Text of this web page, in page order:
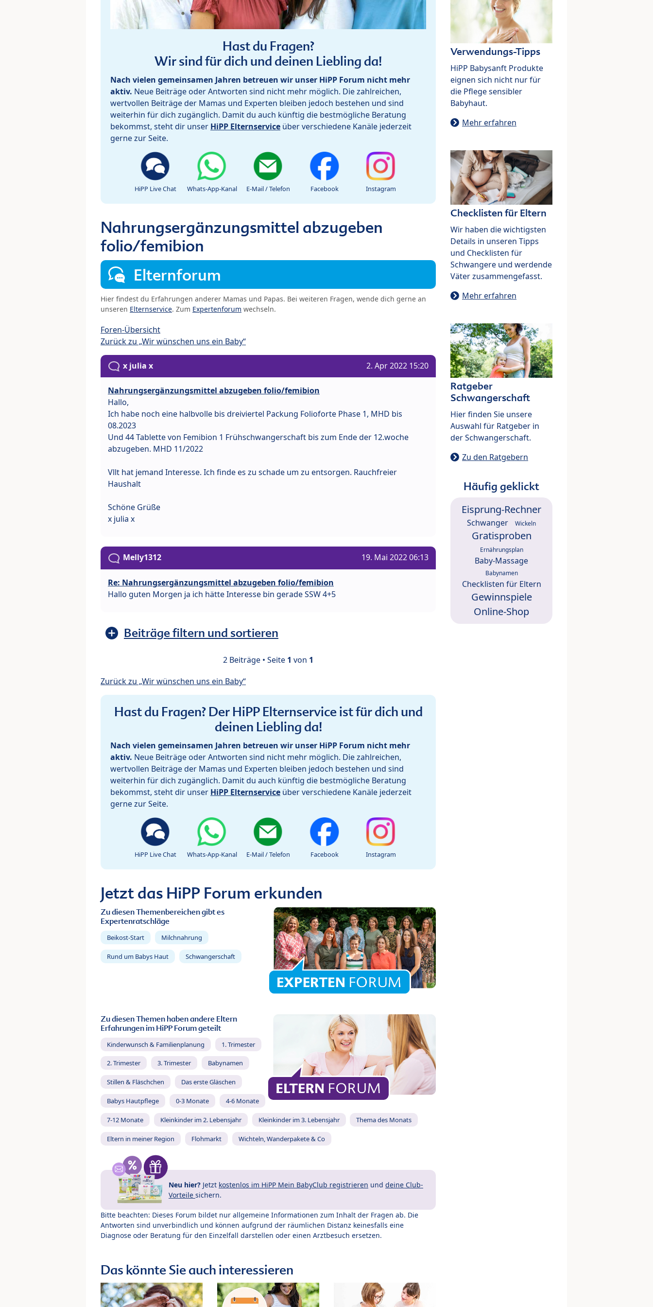
Hast du Fragen?
Wir sind für dich und deinen Liebling da!
Nach vielen gemeinsamen Jahren betreuen wir unser HiPP Forum nicht mehr
aktiv. Neue Beiträge oder Antworten sind nicht mehr möglich. Die zahlreichen,
wertvollen Beiträge der Mamas und Experten bleiben jedoch bestehen und sind
weiterhin für dich zugänglich. Damit du auch künftig die bestmögliche Beratung
bekommst, steht dir unser HiPP Elternservice über verschiedene Kanäle jederzeit
gerne zur Seite.
HiPP Live Chat Whats-App-Kanal E-Mail / Telefon Facebook Instagram
Nahrungsergänzungsmittel abzugeben
folio/femibion
Elternforum
Hier findest du Erfahrungen anderer Mamas und Papas. Bei weiteren Fragen, wende dich gerne an
unseren Elternservice. Zum Expertenforum wechseln.
Foren-Übersicht
Zurück zu „Wir wünschen uns ein Baby“
x julia x 2. Apr 2022 15:20
Nahrungsergänzungsmittel abzugeben folio/femibion
Hallo,
Ich habe noch eine halbvolle bis dreiviertel Packung Folioforte Phase 1, MHD bis
08.2023
Und 44 Tablette von Femibion 1 Frühschwangerschaft bis zum Ende der 12.woche
abzugeben. MHD 11/2022
Vllt hat jemand Interesse. Ich finde es zu schade um zu entsorgen. Rauchfreier
Haushalt
Schöne Grüße
x julia x
Melly1312 19. Mai 2022 06:13
Re: Nahrungsergänzungsmittel abzugeben folio/femibion
Hallo guten Morgen ja ich hätte Interesse bin gerade SSW 4+5
Beiträge filtern und sortieren
2 Beiträge • Seite 1 von 1
Zurück zu „Wir wünschen uns ein Baby“
Hast du Fragen? Der HiPP Elternservice ist für dich und
deinen Liebling da!
Nach vielen gemeinsamen Jahren betreuen wir unser HiPP Forum nicht mehr
aktiv. Neue Beiträge oder Antworten sind nicht mehr möglich. Die zahlreichen,
wertvollen Beiträge der Mamas und Experten bleiben jedoch bestehen und sind
weiterhin für dich zugänglich. Damit du auch künftig die bestmögliche Beratung
bekommst, steht dir unser HiPP Elternservice über verschiedene Kanäle jederzeit
gerne zur Seite.
HiPP Live Chat Whats-App-Kanal E-Mail / Telefon Facebook Instagram
Jetzt das HiPP Forum erkunden
Zu diesen Themenbereichen gibt es
Expertenratschläge
Beikost-Start Milchnahrung
Rund um Babys Haut Schwangerschaft
Zu diesen Themen haben andere Eltern
Erfahrungen im HiPP Forum geteilt
Kinderwunsch & Familienplanung 1. Trimester
2. Trimester 3. Trimester Babynamen
Stillen & Fläschchen Das erste Gläschen
Babys Hautpflege 0-3 Monate 4-6 Monate
7-12 Monate Kleinkinder im 2. Lebensjahr Kleinkinder im 3. Lebensjahr Thema des Monats
Eltern in meiner Region Flohmarkt Wichteln, Wanderpakete & Co
Neu hier? Jetzt kostenlos im HiPP Mein BabyClub registrieren und deine Club-
Vorteile sichern.
Bitte beachten: Dieses Forum bildet nur allgemeine Informationen zum Inhalt der Fragen ab. Die
Antworten sind unverbindlich und können aufgrund der räumlichen Distanz keinesfalls eine
Diagnose oder Beratung für den Einzelfall darstellen oder einen Arztbesuch ersetzen.
Das könnte Sie auch interessieren
Verwendungs-Tipps
HiPP Babysanft Produkte
eignen sich nicht nur für
die Pflege sensibler
Babyhaut.
Mehr erfahren
Checklisten für Eltern
Wir haben die wichtigsten
Details in unseren Tipps
und Checklisten für
Schwangere und werdende
Väter zusammengefasst.
Mehr erfahren
Ratgeber
Schwangerschaft
Hier finden Sie unsere
Auswahl für Ratgeber in
der Schwangerschaft.
Zu den Ratgebern
Häufig geklickt
Eisprung-Rechner
Schwanger Wickeln
Gratisproben
Ernährungsplan
Baby-Massage
Babynamen
Checklisten für Eltern
Gewinnspiele
Online-Shop